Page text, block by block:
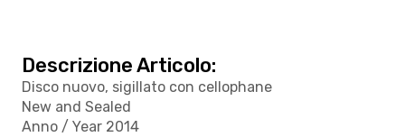
Descrizione Articolo:
Disco nuovo, sigillato con cellophane
New and Sealed
Anno / Year 2014